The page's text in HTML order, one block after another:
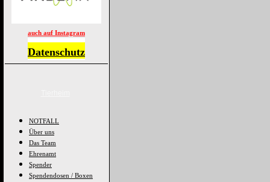
auch auf Instagram
Datenschutz
NOTFALL
Über uns
Das Team
Ehrenamt
Spender
Spendendosen / Boxen